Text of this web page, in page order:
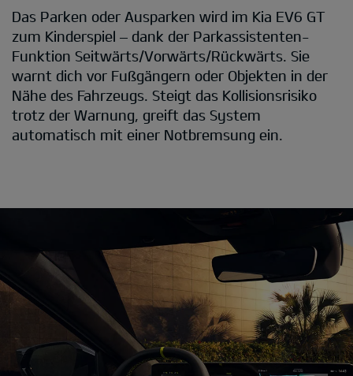
Das Parken oder Ausparken wird im Kia EV6 GT
zum Kinderspiel – dank der Parkassistenten-
Funktion Seitwärts/Vorwärts/Rückwärts. Sie
warnt dich vor Fußgängern oder Objekten in der
Nähe des Fahrzeugs. Steigt das Kollisionsrisiko
trotz der Warnung, greift das System
automatisch mit einer Notbremsung ein.